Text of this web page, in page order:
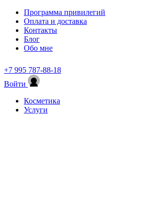
Программа привилегий
Оплата и доставка
Контакты
Блог
Обо мне
+7 995 787-88-18
Войти
Косметика
Услуги